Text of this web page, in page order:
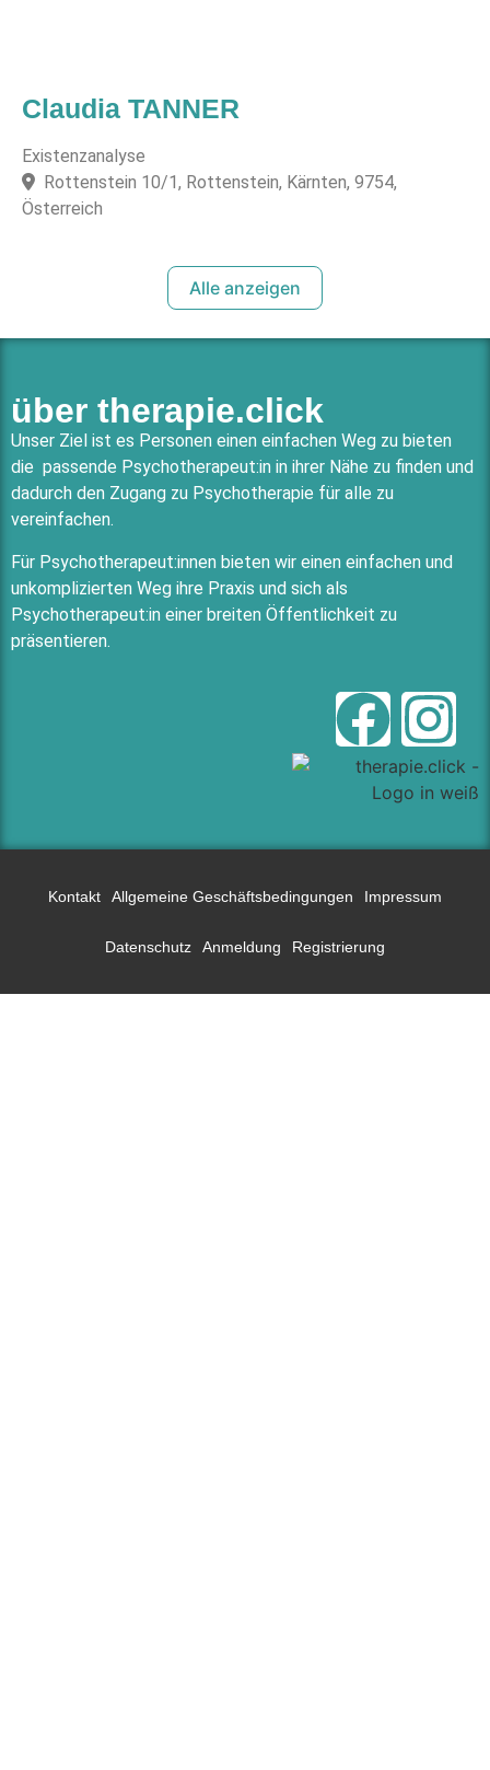
Claudia TANNER
Existenzanalyse
Rottenstein 10/1, Rottenstein, Kärnten, 9754,
Österreich
Alle anzeigen
über therapie.click
Unser Ziel ist es Personen einen einfachen Weg zu bieten
die passende Psychotherapeut:in in ihrer Nähe zu finden und
dadurch den Zugang zu Psychotherapie für alle zu
vereinfachen.
Für Psychotherapeut:innen bieten wir einen einfachen und
unkomplizierten Weg ihre Praxis und sich als
Psychotherapeut:in einer breiten Öffentlichkeit zu
präsentieren.
Kontakt Allgemeine Geschäftsbedingungen Impressum
Datenschutz Anmeldung Registrierung